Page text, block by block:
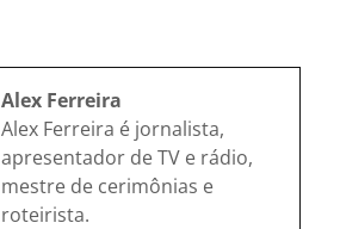
Alex Ferreira
Alex Ferreira é jornalista,
apresentador de TV e rádio,
mestre de cerimônias e
roteirista.